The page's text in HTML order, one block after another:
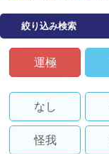
絞り込み検索
運極
なし
怪我